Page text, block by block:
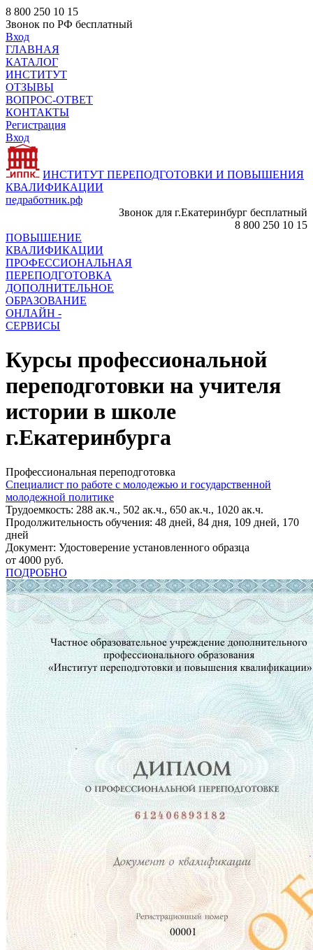
8 800 250 10 15
Звонок по РФ бесплатный
Вход
ГЛАВНАЯ
КАТАЛОГ
ИНСТИТУТ
ОТЗЫВЫ
ВОПРОС-ОТВЕТ
КОНТАКТЫ
Регистрация
Вход
ИНСТИТУТ ПЕРЕПОДГОТОВКИ И ПОВЫШЕНИЯ
КВАЛИФИКАЦИИ
педработник.рф
Звонок для г.Екатеринбург бесплатный
8 800 250 10 15
ПОВЫШЕНИЕ
КВАЛИФИКАЦИИ
ПРОФЕССИОНАЛЬНАЯ
ПЕРЕПОДГОТОВКА
ДОПОЛНИТЕЛЬНОЕ
ОБРАЗОВАНИЕ
ОНЛАЙН -
СЕРВИСЫ
Курсы профессиональной
переподготовки на учителя
истории в школе
г.Екатеринбурга
Профессиональная переподготовка
Специалист по работе с молодежью и государственной
молодежной политике
Трудоемкость: 288 ак.ч., 502 ак.ч., 650 ак.ч., 1020 ак.ч.
Продолжительность обучения: 48 дней, 84 дня, 109 дней, 170
дней
Документ: Удостоверение установленного образца
от 4000 руб.
ПОДРОБНО